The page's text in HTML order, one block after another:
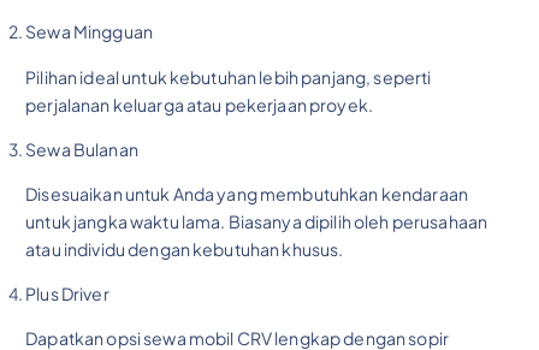
Sewa Mingguan
Pilihan ideal untuk kebutuhan lebih panjang, seperti
perjalanan keluarga atau pekerjaan proyek.
Sewa Bulanan
Disesuaikan untuk Anda yang membutuhkan kendaraan
untuk jangka waktu lama. Biasanya dipilih oleh perusahaan
atau individu dengan kebutuhan khusus.
Plus Driver
Dapatkan opsi sewa mobil CRV lengkap dengan sopir